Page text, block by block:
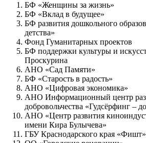
БФ «Женщины за жизнь»
БФ «Вклад в будущее»
БФ развития дошкольного
детства»
Фонд Гуманитарных проектов
БФ поддержки культуры и
Проскурина
АНО «Сад Памяти»
БФ «Старость в радость»
АНО «Цифровая экономика»
АНО Информационный центр
добровольчества «Гудсёрфинг –
АНО «Центр развития
имени Кира Булычева»
ГБУ Краснодарского края «Фишт»